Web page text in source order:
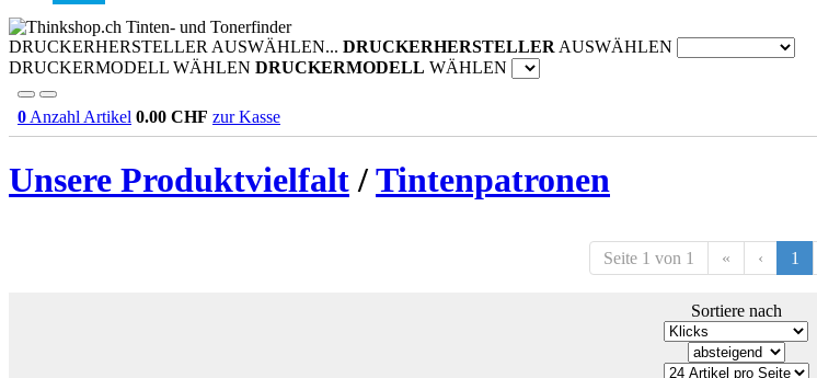
Tinten- und Tonerfinder
DRUCKERHERSTELLER AUSWÄHLEN... DRUCKERHERSTELLER AUSWÄHLEN
DRUCKERMODELL WÄHLEN DRUCKERMODELL WÄHLEN
0 Anzahl Artikel 0.00 CHF zur Kasse
Unsere Produktvielfalt/Tintenpatronen
Seite 1 von 1 « ‹ 1
Sortiere nach